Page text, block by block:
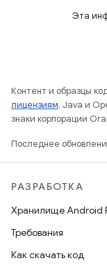
Эта
Контент и образцы
лицензиям. Java и
знаки корпорации
Последнее
РАЗРАБОТКА
Хранилище Android
Требования
Как скачать код